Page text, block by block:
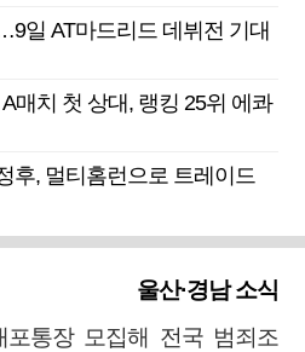
일 AT마드리드 데뷔전 기대
매치 첫 상대, 랭킹 25위 에콰
후, 멀티홈런으로 트레이드
울산·경남 소식
포통장 모집해 전국 범죄조